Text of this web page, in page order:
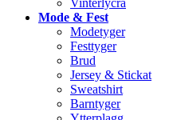
Vinterlycra
Mode & Fest
Modetyger
Festtyger
Brud
Jersey & Stickat
Sweatshirt
Barntyger